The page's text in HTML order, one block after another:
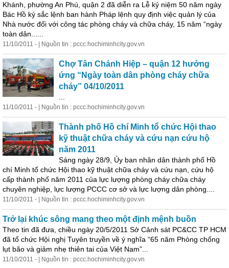
Khánh, phường An Phú, quận 2 đã diễn ra Lễ kỷ niệm 50 năm ngày
Bác Hồ ký sắc lệnh ban hành Pháp lệnh quy định việc quản lý của
Nhà nước đối với công tác phòng cháy và chữa cháy, 15 năm “ngày
toàn dân......
11/10/2011 - | Nguồn tin : pccc.hochiminhcity.gov.vn
Chợ Tân Chánh Hiệp – quận 12 hưởng
ứng “Ngày toàn dân phòng cháy chữa
cháy” 04/10/2011
11/10/2011 - | Nguồn tin : pccc.hochiminhcity.gov.vn
Thành phố Hồ chí Minh tổ chức Hội thao
kỹ thuật chữa cháy và cứu nạn cứu hộ
năm 2011
Sáng ngày 28/9, Ủy ban nhân dân thành phố Hồ
chí Minh tổ chức Hội thao kỹ thuật chữa cháy và cứu nạn, cứu hộ
cấp thành phố năm 2011 của lực lượng phòng cháy chữa cháy
chuyên nghiệp, lực lượng PCCC cơ sở và lực lượng dân phòng....
11/10/2011 - | Nguồn tin : pccc.hochiminhcity.gov.vn
Trở lại khúc sông mang theo một định mệnh buồn
Theo tin đã đưa, chiều ngày 20/5/2011 Sở Cảnh sát PC&CC TP HCM
đã tổ chức Hội nghị Tuyên truyền về ý nghĩa “65 năm Phòng chống
lụt bão và giảm nhẹ thiên tai của Việt Nam”...
11/10/2011 - | Nguồn tin : pccc.hochiminhcity.gov.vn